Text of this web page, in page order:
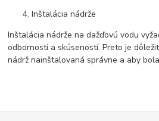
Inštalácia nádrže
Inštalácia nádrže na dažďovú vodu
odbornosti a skúseností. Preto je
nádrž nainštalovaná správne a aby